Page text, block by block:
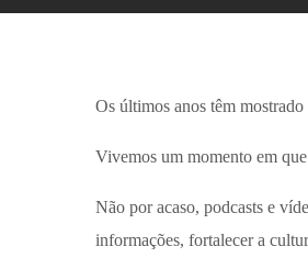
Os últimos anos têm
Vivemos um momento em
Não por acaso, podcasts e
informações, fortalecer a